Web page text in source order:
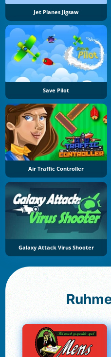
Jet Planes Jigsaw
Save Pilot
Air Traffic Controller
Galaxy Attack Virus Shooter